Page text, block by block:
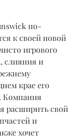
по-
к своей новой
игрового
слияния и
крае его
Компания
расширить свой
и
хочет